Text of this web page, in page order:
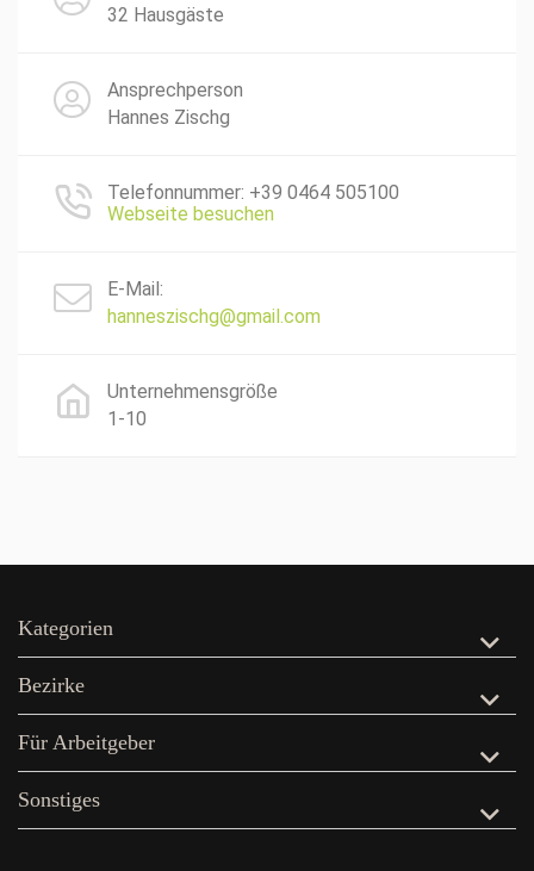
32 Hausgäste
Ansprechperson
Hannes Zischg
Telefonnummer: +39 0464 505100
Webseite besuchen
E-Mail:
hanneszischg@gmail.com
Unternehmensgröße
1-10
Kategorien
Bezirke
Für Arbeitgeber
Sonstiges